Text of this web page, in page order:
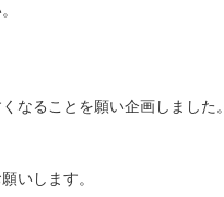
なることを願い企画しました。
いします。